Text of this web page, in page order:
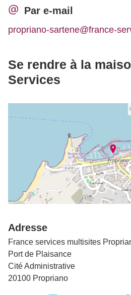
Par e-mail
propriano-sartene@france-
Se rendre à la
Services
Adresse
France services multisites
Port de Plaisance
Cité Administrative
20100 Propriano